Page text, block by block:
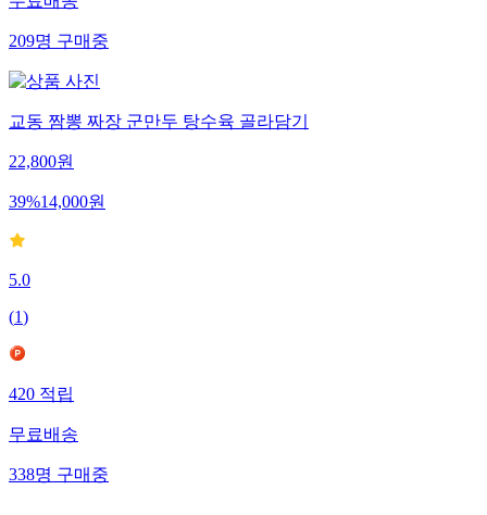
무료배송
209명구매중
교동 짬뽕 짜장 군만두 탕수육 골라담기
22,800원
39%14,000원
5.0
(1)
420적립
무료배송
338명구매중